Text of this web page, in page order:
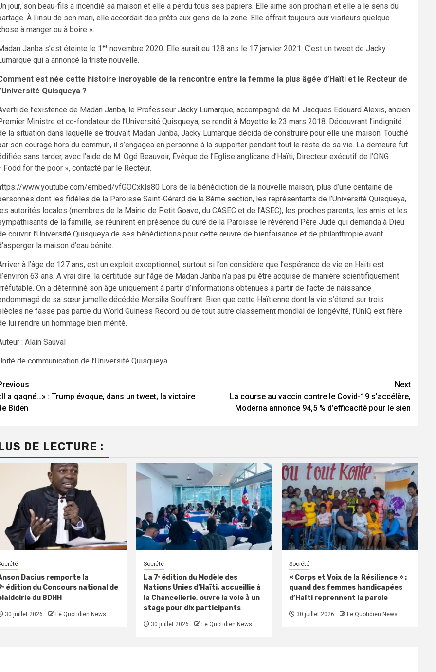
jour, son beau-fils a incendié sa maison et elle a perdu tous ses papiers. Elle aime son prochain et elle a le sens du
À l’insu de son mari, elle accordait des prêts aux gens de la zone. Elle offrait toujours aux visiteurs quelque
à manger ou à boire ».
Janba s’est éteinte le 1 er novembre 2020. Elle aurait eu 128 ans le 17 janvier 2021. C’est un tweet de Jacky
qui a annoncé la triste nouvelle.
est née cette histoire incroyable de la rencontre entre la femme la plus âgée d’Haïti et le Recteur de
Quisqueya ?
de l’existence de Madan Janba, le Professeur Jacky Lumarque, accompagné de M. Jacques Edouard Alexis, ancien
Ministre et co-fondateur de l’Université Quisqueya, se rendit à Moyette le 23 mars 2018. Découvrant l’indignité
la situation dans laquelle se trouvait Madan Janba, Jacky Lumarque décida de construire pour elle une maison. Touché
son courage hors du commun, il s’engagea en personne à la supporter pendant tout le reste de sa vie. La demeure fut
sans tarder, avec l’aide de M. Ogé Beauvoir, Évêque de l’Eglise anglicane d’Haïti, Directeur exécutif de l’ONG
Food for the poor », contacté par le Recteur.
www.youtube.com/embed/vfGOCxkls80 Lors de la bénédiction de la nouvelle maison, plus d’une centaine de
dont les fidèles de la Paroisse Saint-Gérard de la 8ème section, les représentants de l’Université Quisqueya,
autorités locales (membres de la Mairie de Petit Goave, du CASEC et de l’ASEC), les proches parents, les amis et les
de la famille, se réunirent en présence du curé de la Paroisse le révérend Père Jude qui demanda à Dieu
couvrir l’Université Quisqueya de ses bénédictions pour cette œuvre de bienfaisance et de philanthropie avant
la maison d’eau bénite.
à l’âge de 127 ans, est un exploit exceptionnel, surtout si l’on considère que l’espérance de vie en Haïti est
63 ans. A vrai dire, la certitude sur l’âge de Madan Janba n’a pas pu être acquise de manière scientifiquement
On a déterminé son âge uniquement à partir d’informations obtenues à partir de l’acte de naissance
de sa sœur jumelle décédée Mersilia Souffrant. Bien que cette Haïtienne dont la vie s’étend sur trois
ne fasse pas partie du World Guiness Record ou de tout autre classement mondial de longévité, l’UniQ est fière
lui rendre un hommage bien mérité.
: Alain Sauval
de communication de l’Université Quisqueya
a gagné…» : Trump évoque, dans un tweet, la victoire
Biden
Next
La course au vaccin contre le Covid-19 s’accélère,
Moderna annonce 94,5 % d’efficacité pour le sien
DE LECTURE :
Dacius remporte la
édition du Concours national de
du BDHH
30 juillet 2026 Le Quotidien News
Société
La 7ᵉ édition du Modèle des
Nations Unies d’Haïti, accueillie à
la Chancellerie, ouvre la voie à un
stage pour dix participants
30 juillet 2026 Le Quotidien News
Société
« Corps et Voix de la Résilience » :
quand des femmes handicapées
d’Haïti reprennent la parole
30 juillet 2026 Le Quotidien News